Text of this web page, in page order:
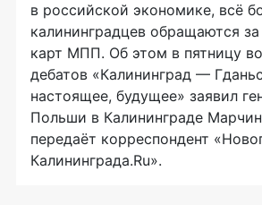
в российской экономике, всё
калининградцев обращаются
карт МПП. Об этом в пятницу
дебатов «Калининград —
настоящее, будущее» заявил
Польши в Калининграде
передаёт корреспондент
Калининграда.Ru».